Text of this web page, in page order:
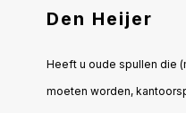
Den Heijer
Heeft u oude spullen die
moeten worden,